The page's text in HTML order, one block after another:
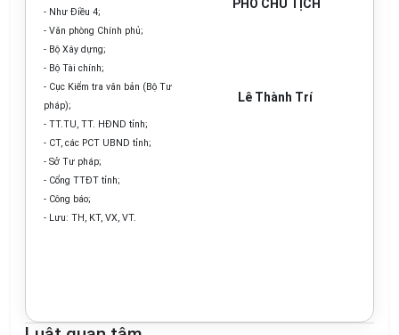
- Như Điều 4;
- Văn phòng Chính phủ;
- Bộ Xây dựng;
- Bộ Tài chính;
- Cục Kiểm tra văn bản (Bộ Tư
pháp);
- TT.TU, TT. HĐND tỉnh;
- CT, các PCT UBND tỉnh;
- Sở Tư pháp;
- Cổng TTĐT tỉnh;
- Công báo;
- Lưu: TH, KT, VX, VT.
PHÓ CHỦ TỊCH
Lê Thành Trí